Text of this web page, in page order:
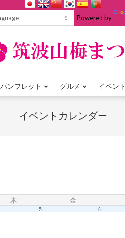
Powered by
Primary
Menu
パンフレット グルメ イベント
イベントカレンダー
木 金
5 6